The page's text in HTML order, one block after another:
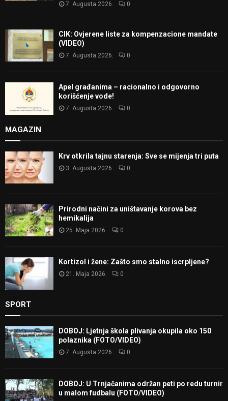
7. Augusta 2026. 0
CIK: Ovjerene liste za kompenzacione mandate
(VIDEO)
7. Augusta 2026. 0
Apel građanima – racionalno i odgovorno
korišćenje vode!
7. Augusta 2026. 0
MAGAZIN
Krv otkrila tajnu starenja: Sve se mijenja tri puta
3. Augusta 2026. 0
Prirodni načini za uništavanje korova bez
hemikalija
25. Maja 2026. 0
Kortizol i žene: Zašto smo stalno iscrpljene?
21. Maja 2026. 0
SPORT
DOBOJ: Ljetnja škola plivanja okupila oko 150
polaznika (FOTO/VIDEO)
7. Augusta 2026. 0
DOBOJ: U Trnjačanima održan peti po redu turnir
u malom fudbalu (FOTO/VIDEO)